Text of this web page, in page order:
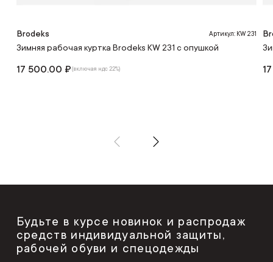
Brodeks Артикул: KW 231
Зимняя рабочая куртка Brodeks KW 231 с опушкой
17 500.00 ₽(включая ндс 22%)
Будьте в курсе новинок и распродаж
средств индивидуальной защиты,
рабочей обуви и спецодежды